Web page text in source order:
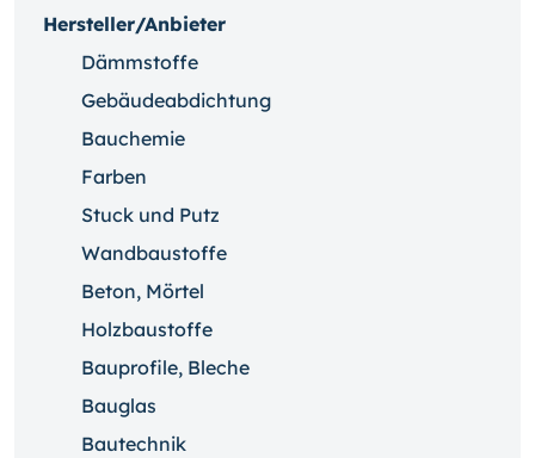
Hersteller/Anbieter
Dämmstoffe
Gebäudeabdichtung
Bauchemie
Farben
Stuck und Putz
Wandbaustoffe
Beton, Mörtel
Holzbaustoffe
Bauprofile, Bleche
Bauglas
Bautechnik